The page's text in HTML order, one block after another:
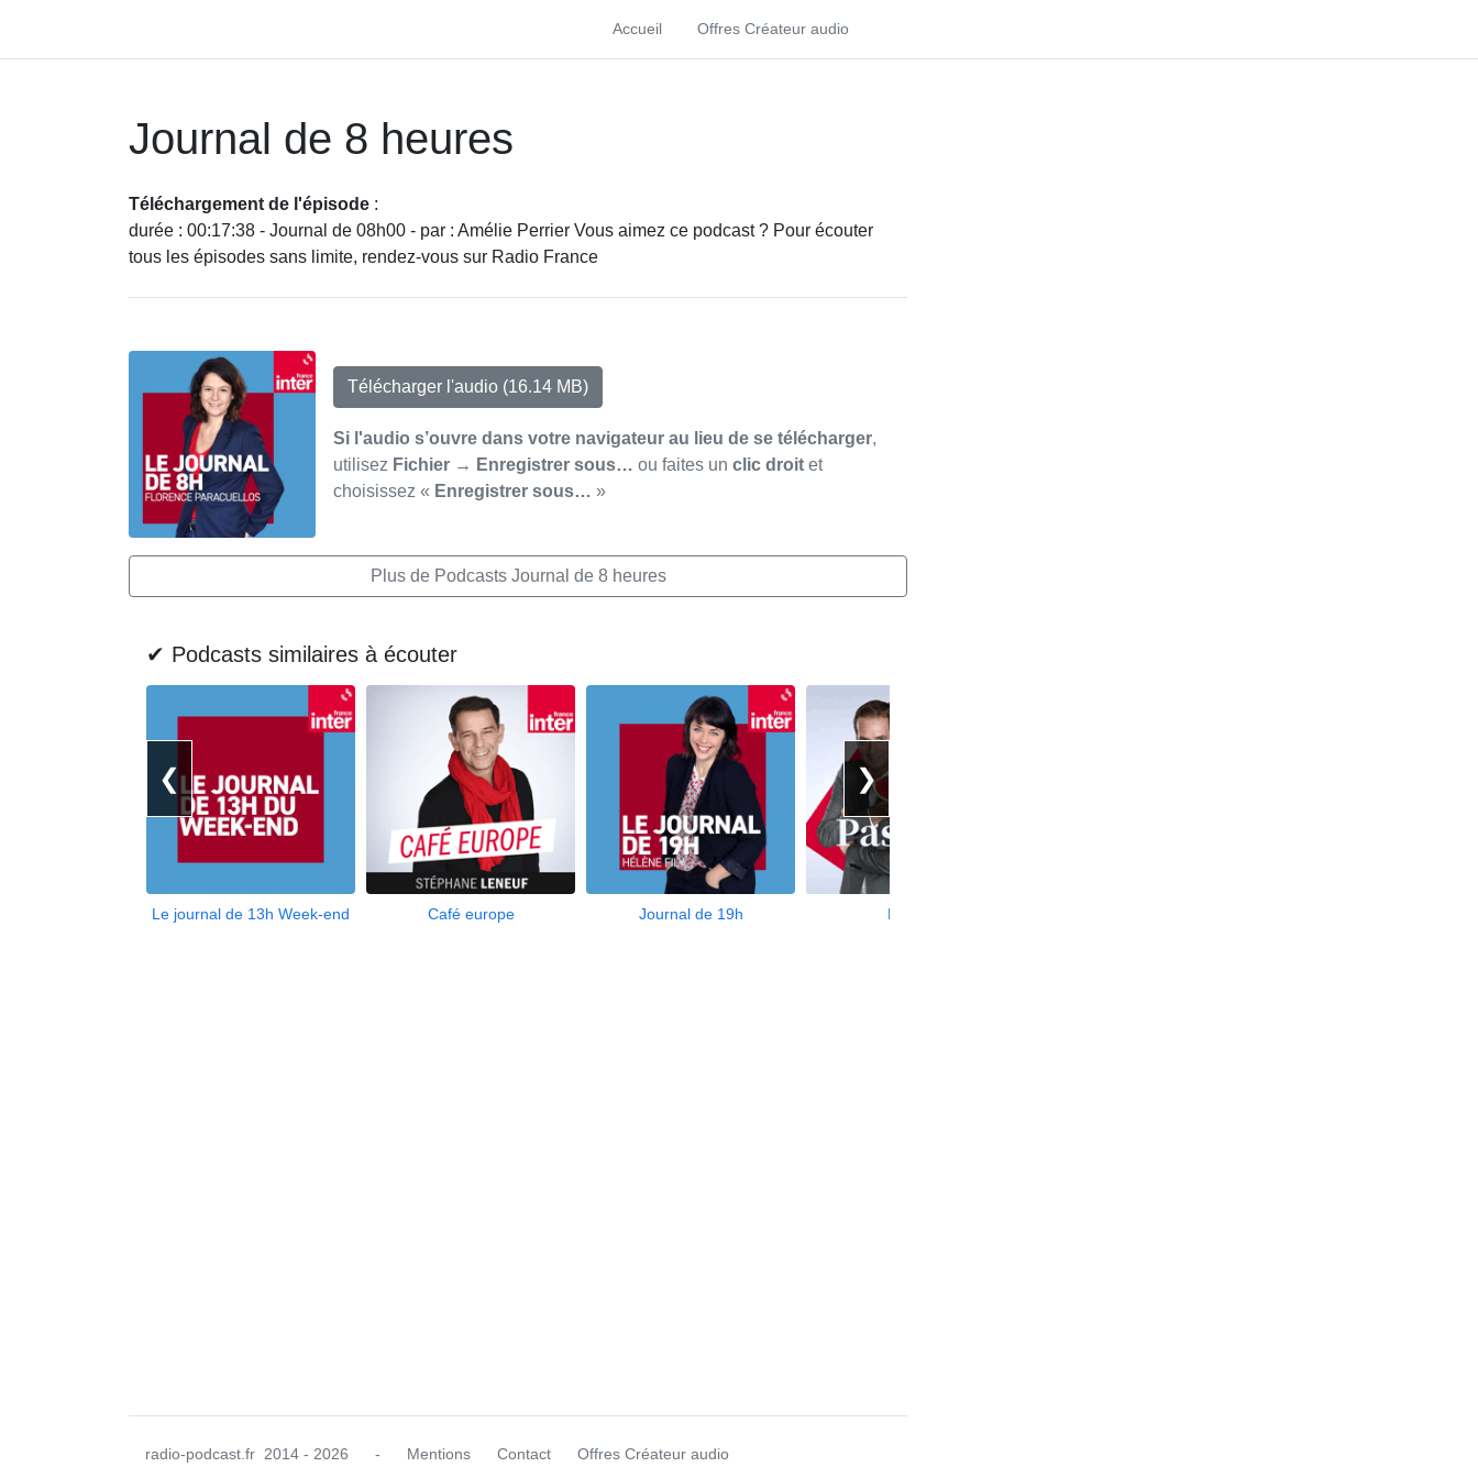
Accueil Offres Créateur audio
Journal de 8 heures
Téléchargement de l'épisode :
durée : 00:17:38 - Journal de 08h00 - par : Amélie Perrier Vous aimez ce podcast ? Pour écouter
tous les épisodes sans limite, rendez-vous sur Radio France
Télécharger l'audio (16.14 MB)
Si l'audio s’ouvre dans votre navigateur au lieu de se télécharger,
utilisez Fichier → Enregistrer sous… ou faites un clic droit et
choisissez « Enregistrer sous… »
Plus de Podcasts Journal de 8 heures
✔ Podcasts similaires à écouter
❮
Le journal de 13h Week-end Café europe Journal de 19h Pastek
❯
radio-podcast.fr 2014 - 2026 - Mentions Contact Offres Créateur audio